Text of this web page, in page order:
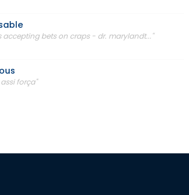
accepting bets on craps - dr. marylandt..."
força"